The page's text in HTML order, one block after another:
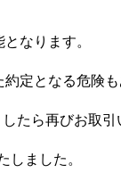
なります。
定となる危険も
たら再びお取引
しました。